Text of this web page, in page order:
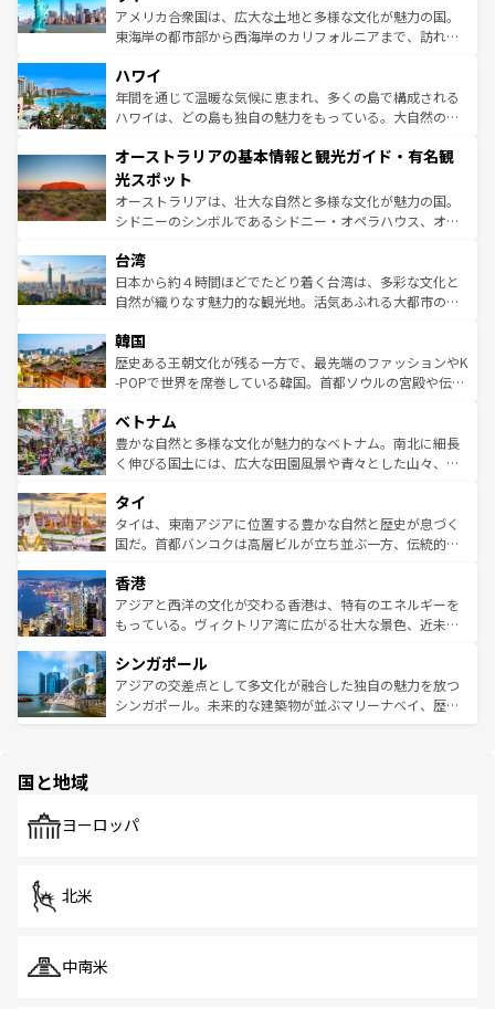
ことができる。国民の所得が高いため物価も高いが、旅行
者向けの交通パス提供のサービスもあり、うまく活用すれ
着のスイス情報は
アメリカ合衆国は、広大な土地と多様な文化が魅力の国。
東海岸の都市部から西海岸のカリフォルニアまで、訪れる
のような巨大都市は、観光、ショッピング、エンターテイ
ンメントが詰まった刺激的なスポットだ。一方、アメリカ
西部には大自然が広がり、グランドキャニオンやイエロー
部のニューオーリンズでは、音楽と美食が融合した独特の
文化が魅力。旅行者はアメリカの各地域で異なる魅力を楽
しみながら、その多様性と豊かな歴史を感じることができ
るだろう。車でのロードトリップや列車の旅も、アメリカ
情報は
ハワイ
年間を通じて温暖な気候に恵まれ、多くの島で構成される
ハワイは、どの島も独自の魅力をもっている。大自然の神
ワイ島は見逃せない。また、定番の観光地といえばオアフ
島だが、静かな自然を求めるならマウイ島やカウアイ島が
おすすめ。エメラルドグリーンに輝く海をはじめ、豊かな
文化や歴史が息づいている。「アロハスピリット」と呼ば
人々、おいしいローカルフードやハワイアンミュージッ
ク、伝統的なフラダンスなど、すべてがハワイの魅力を彩
っている。訪れるたびに新しい発見と感動が待っているハ
はコンテンツ一覧
オーストラリアの基本情報と観光ガイド・有名観
光スポット
オーストラリアは、壮大な自然と多様な文化が魅力の国。
シドニーのシンボルであるシドニー・オペラハウス、オー
リアリーフや大陸中央部にそびえるウルル（エアーズロッ
ク）、タスマニアの美しい原生林やケアンズの熱帯雨林な
ど、見どころがたくさん。また、カフェやワイン、オージ
いる。アクティビティも充実しており、サーフィンやダイ
ビング、ハイキングなど、アウトドア好きにはたまらな
い。オーストラリアの多彩な魅力を存分に味わいつくそ
参照してほしい。
台湾
日本から約４時間ほどでたどり着く台湾は、多彩な文化と
自然が織りなす魅力的な観光地。活気あふれる大都市の台
ン）、静ひつな山岳地帯である台湾東部など、都市の喧騒
と山間の静けさが共存しており、訪れる人に新しい発見と
驚きをもたらしてくれる。また、奥深い台湾の食文化も魅
容にもいいと評判のスイーツなど、バラエティ豊かな料理
が味わえる。 なお、新着の台湾情報は コンテンツ一覧を参
照してほしい。
韓国
歴史ある王朝文化が残る一方で、最先端のファッションやK
-POPで世界を席巻している韓国。首都ソウルの宮殿や伝統
き、地方に足を延ばせば四季折々の自然美を楽しむことが
できる。そして、キムチや焼肉、絶品のストリートフード
まで、さまざまな韓国料理が待っている。夜には、韓国な
リティに包まれながら、韓国の多彩な魅力を心ゆくまで味
わってみてほしい。 なお、新着の韓国情報はコンテンツ一
覧を参照してほしい。
ベトナム
豊かな自然と多様な文化が魅力的なベトナム。南北に細長
く伸びる国土には、広大な田園風景や青々とした山々、世
急速な発展と共に伝統が息づく。ハノイの古い町並みやホ
ーチミン市のフランス統治時代の建物も、独特の雰囲気を
醸し出している。また、バラエティの豊かさとおいしさで
とつ。フォーやバインミー、ベトナムコーヒーなどは、ぜ
ひ現地で味わいたい。どの地域を訪れてもあたたかい人々
が旅行者を迎えてくれるので、きっと忘れられない旅にな
参照してほしい。
タイ
タイは、東南アジアに位置する豊かな自然と歴史が息づく
国だ。首都バンコクは高層ビルが立ち並ぶ一方、伝統的な
の活気が交差している。北部ではチェンマイなどの山岳地
帯で自然と触れ合い、南部ではプーケットやクラビの美し
いビーチでリゾート気分を楽しむことができる。タイ料理
激する。気候は一年中温暖で、どの季節にも異なる楽しみ
が待っている。親しみやすいタイの人々、仏教を中心とし
た文化、そして多様な観光資源が、訪れる旅人を魅了し続
香港
アジアと西洋の文化が交わる香港は、特有のエネルギーを
もっている。ヴィクトリア湾に広がる壮大な景色、近未来
み、どこを訪れても感動するはず。観光スポットが密集し
ており、効率よく見どころを回れるのも魅力。息をのむよ
うな絶景から文化的な体験まで、香港を存分に楽しみ尽く
シンガポール
アジアの交差点として多文化が融合した独自の魅力を放つ
シンガポール。未来的な建築物が並ぶマリーナベイ、歴史
で、ホーカーズは地元の風情を楽しめる外せないスポット
国と地域
ヨーロッパ
北米
中南米